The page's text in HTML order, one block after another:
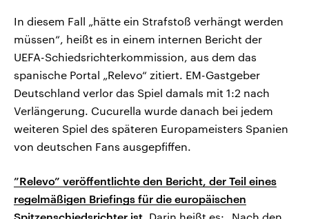
In diesem Fall „hätte ein Strafstoß verhängt werden
müssen“, heißt es in einem internen Bericht der
UEFA-Schiedsrichterkommission, aus dem das
spanische Portal „Relevo“ zitiert. EM-Gastgeber
Deutschland verlor das Spiel damals mit 1:2 nach
Verlängerung. Cucurella wurde danach bei jedem
weiteren Spiel des späteren Europameisters Spanien
von deutschen Fans ausgepfiffen.
”Relevo” veröffentlichte den Bericht, der Teil eines
regelmäßigen Briefings für die europäischen